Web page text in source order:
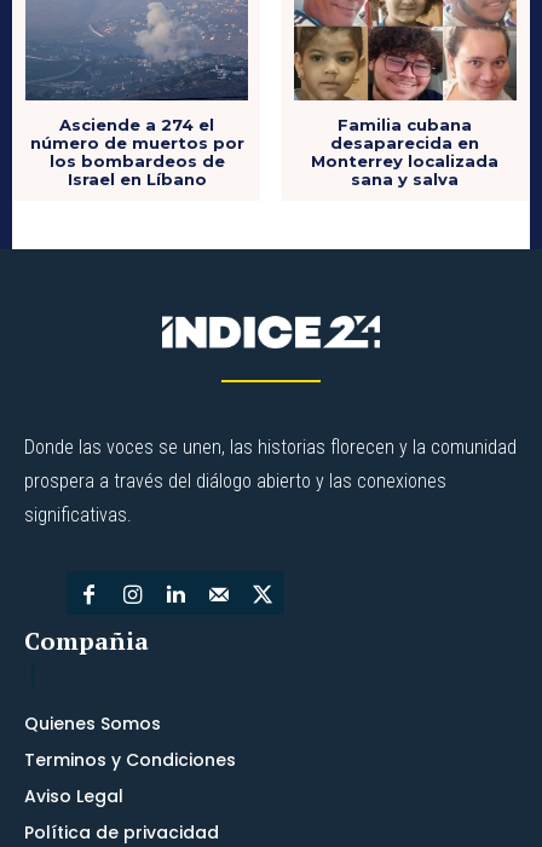
Asciende a 274 el
número de muertos por
los bombardeos de
Israel en Líbano
Familia cubana
desaparecida en
Monterrey localizada
sana y salva
Donde las voces se unen, las historias florecen y la comunidad
prospera a través del diálogo abierto y las conexiones
significativas.
Compañia
Quienes Somos
Terminos y Condiciones
Aviso Legal
Política de privacidad